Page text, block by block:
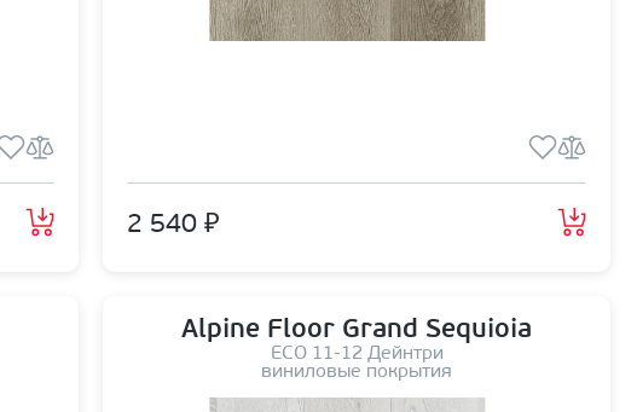
2 540 ₽
Alpine Floor Grand Sequioia
ЕСО 11-12 Дейнтри
виниловые покрытия